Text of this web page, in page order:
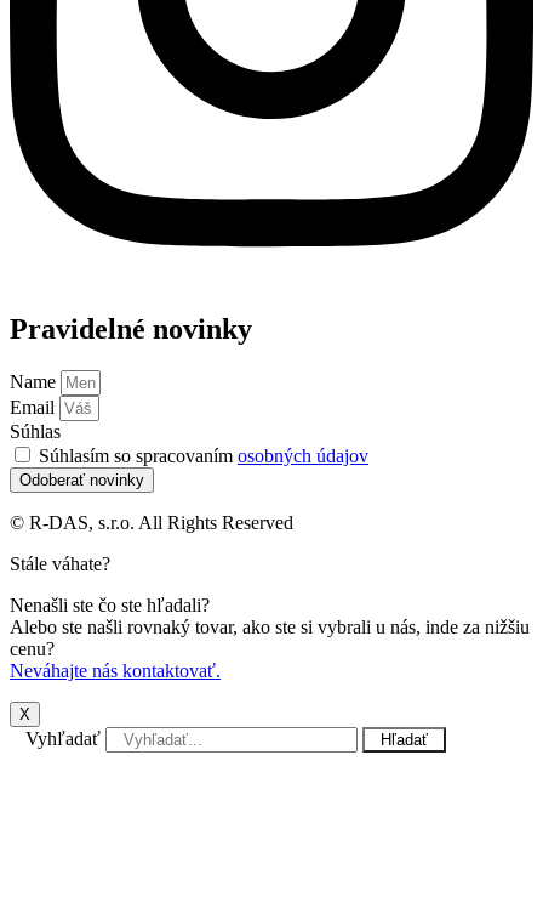
Pravidelné novinky
Name
Email
Súhlas
Súhlasím so spracovaním osobných údajov
Odoberať novinky
© R-DAS, s.r.o. All Rights Reserved
Stále váhate?
Nenašli ste čo ste hľadali?
Alebo ste našli rovnaký tovar, ako ste si vybrali u nás, inde za nižšiu
cenu?
Neváhajte nás kontaktovať.
X
Vyhľadať Hľadať